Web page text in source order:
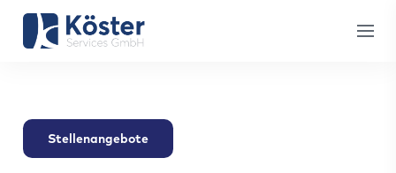
Stellenangebote